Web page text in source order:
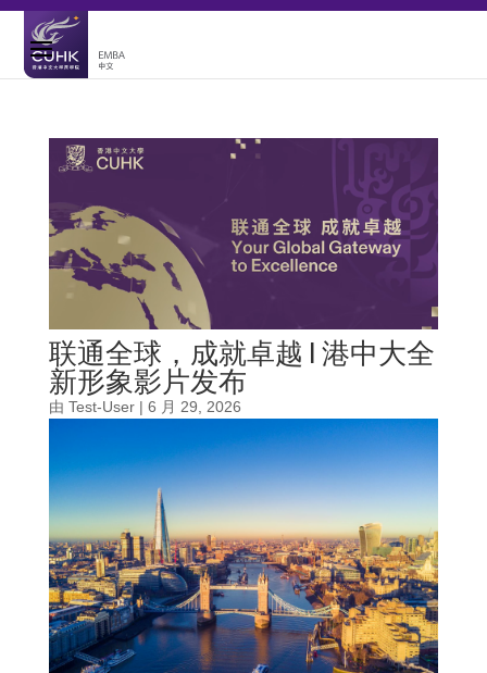
联通全球，成就卓越 | 港中大全
新形象影片发布
由 Test-User| 6 月 29, 2026